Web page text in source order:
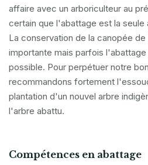
affaire avec un arboriculteur au
certain que l'abattage est la seule
La conservation de la canopée
importante mais parfois
possible. Pour perpétuer notre
recommandons fortement
plantation d'un nouvel arbre
l'arbre abattu.
Compétences en abattage